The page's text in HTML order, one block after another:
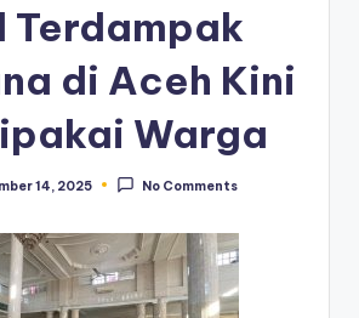
Terdampak
di Aceh Kini
Warga
14, 2025 No Comments